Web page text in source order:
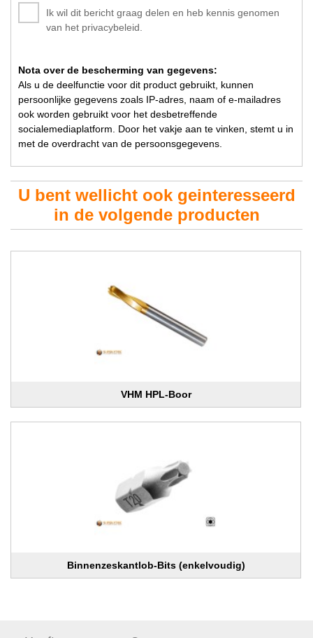
Ik wil dit bericht graag delen en heb kennis genomen
van het privacybeleid.
Nota over de bescherming van gegevens:
Als u de deelfunctie voor dit product gebruikt, kunnen
persoonlijke gegevens zoals IP-adres, naam of e-mailadres
ook worden gebruikt voor het desbetreffende
socialemediaplatform. Door het vakje aan te vinken, stemt u in
met de overdracht van de persoonsgegevens.
U bent wellicht ook geinteresseerd
in de volgende producten
VHM HPL-Boor
Binnenzeskantlob-Bits (enkelvoudig)